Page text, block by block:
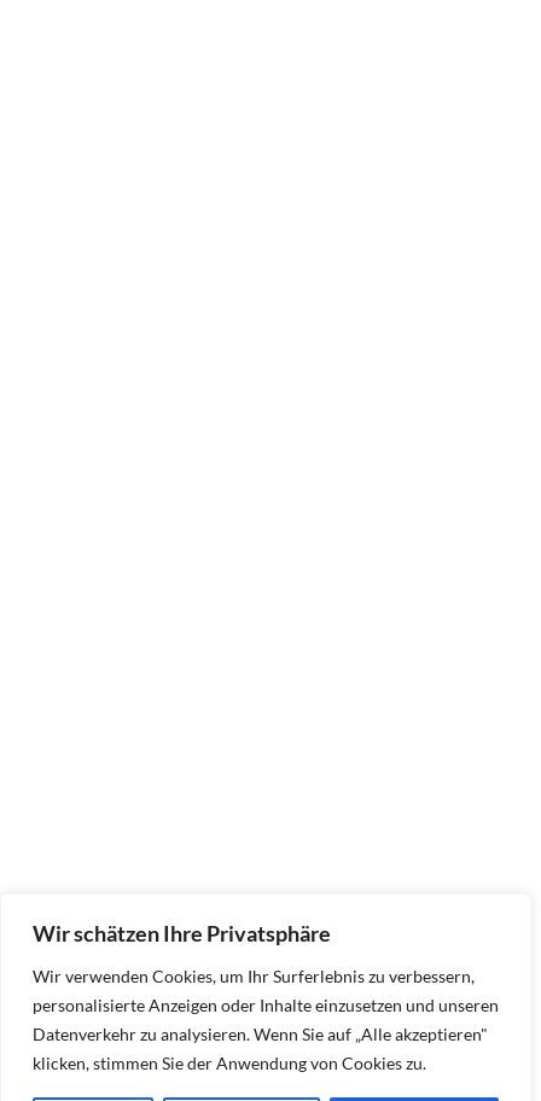
Wir schätzen Ihre Privatsphäre
Wir verwenden Cookies, um Ihr Surferlebnis zu verbessern,
personalisierte Anzeigen oder Inhalte einzusetzen und unseren
Datenverkehr zu analysieren. Wenn Sie auf „Alle akzeptieren"
klicken, stimmen Sie der Anwendung von Cookies zu.